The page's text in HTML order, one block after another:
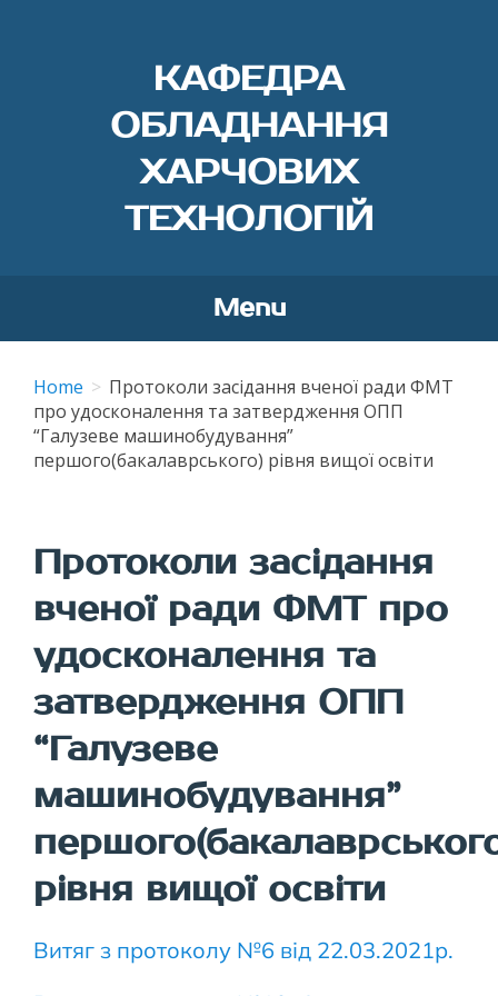
КАФЕДРА
ОБЛАДНАННЯ
ХАРЧОВИХ
ТЕХНОЛОГІЙ
Menu
content
Home
Протоколи засідання вченої ради ФМТ
про удосконалення та затвердження ОПП
“Галузеве машинобудування”
першого(бакалаврського) рівня вищої освіти
Протоколи засідання
вченої ради ФМТ про
удосконалення та
затвердження ОПП
“Галузеве
машинобудування”
рівня вищої освіти
Витяг з протоколу №6 від 22.03.2021р.